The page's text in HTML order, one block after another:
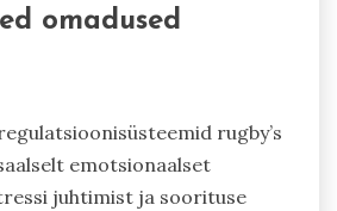
omadused
rugby’s
emotsionaalset
juhtimist ja soorituse